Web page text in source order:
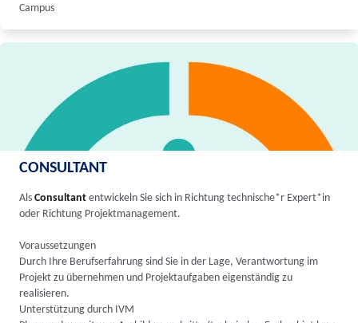
Campus
CONSULTANT
Als Consultant entwickeln Sie sich in Richtung technische*r Expert*in
oder Richtung Projektmanagement.
Voraussetzungen
Durch Ihre Berufserfahrung sind Sie in der Lage, Verantwortung im
Projekt zu übernehmen und Projektaufgaben eigenständig zu
realisieren.
Unterstützung durch IVM